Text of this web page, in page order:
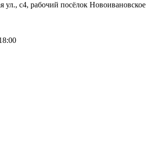
ул., с4, рабочий посёлок Новоивановское